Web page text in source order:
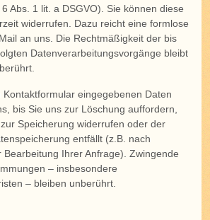
Abs. 1 lit. a DSGVO). Sie können diese
widerrufen. Dazu reicht eine formlose
an uns. Die Rechtmäßigkeit der bis
Datenverarbeitungsvorgänge bleibt
Kontaktformular eingegebenen Daten
bis Sie uns zur Löschung auffordern,
Speicherung widerrufen oder der
entfällt (z.B. nach
Bearbeitung Ihrer Anfrage). Zwingende
– insbesondere
– bleiben unberührt.